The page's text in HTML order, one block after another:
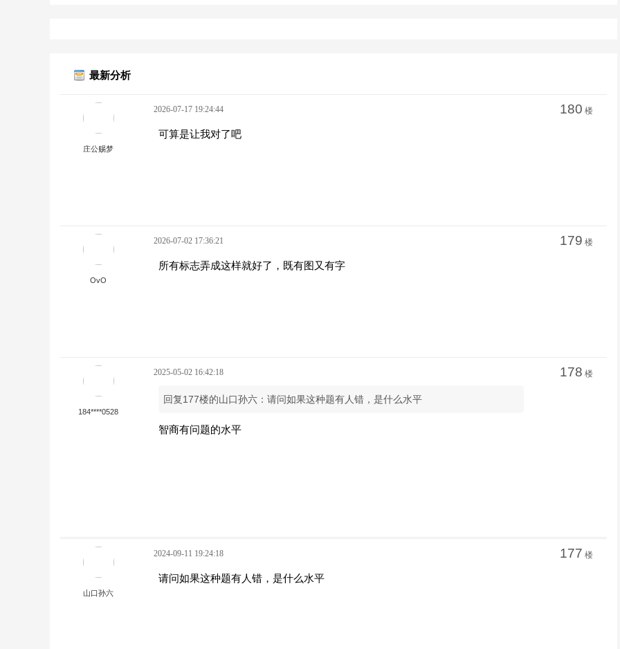
最新分析
庄公赐梦
2026-07-17 19:24:44 180 楼
可算是让我对了吧
OvO
2026-07-02 17:36:21 179 楼
所有标志弄成这样就好了，既有图又有字
184****0528
2025-05-02 16:42:18 178 楼
回复177楼的山口孙六：请问如果这种题有人错，是什么水平
智商有问题的水平
山口孙六
2024-09-11 19:24:18 177 楼
请问如果这种题有人错，是什么水平